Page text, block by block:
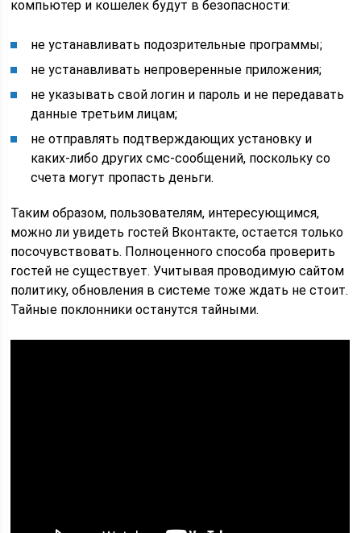
компьютер и кошелек будут в безопасности:
не устанавливать подозрительные программы;
не устанавливать непроверенные приложения;
не указывать свой логин и пароль и не передавать
данные третьим лицам;
не отправлять подтверждающих установку и
каких-либо других смс-сообщений, поскольку со
счета могут пропасть деньги.
Таким образом, пользователям, интересующимся,
можно ли увидеть гостей Вконтакте, остается только
посочувствовать. Полноценного способа проверить
гостей не существует. Учитывая проводимую сайтом
политику, обновления в системе тоже ждать не стоит.
Тайные поклонники останутся тайными.